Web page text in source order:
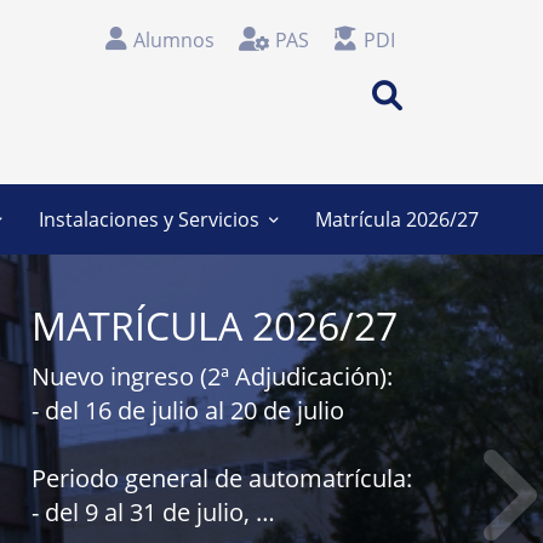
Alumnos PAS PDI
Search
y
Alumnos
Instalaciones y Servicios
Secretaría
Información / Conserjería
Taller
Espacios de docencia
Espacios comunes
Matrícula 2026/27
MATRÍCULA 2026/27
Nuevo ingreso (2ª Adjudicación):
- del 16 de julio al 20 de julio
Periodo general de automatrícula:
- del 9 al 31 de julio,